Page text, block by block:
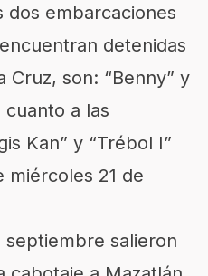
dos embarcaciones
detenidas
Cruz, son: “Benny” y
cuanto a las
Kan” y “Trébol I”
miércoles 21 de
septiembre salieron